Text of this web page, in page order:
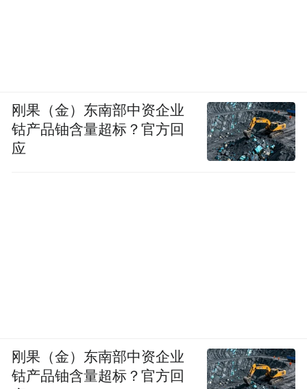
刚果（金）东南部中资企业
钴产品铀含量超标？官方回
应
刚果（金）东南部中资企业
钴产品铀含量超标？官方回